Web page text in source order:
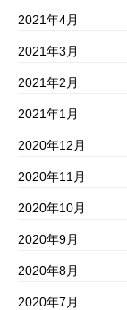
2021年4月
2021年3月
2021年2月
2021年1月
2020年12月
2020年11月
2020年10月
2020年9月
2020年8月
2020年7月